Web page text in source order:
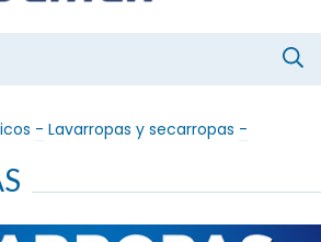
- Lavarropas y secarropas -